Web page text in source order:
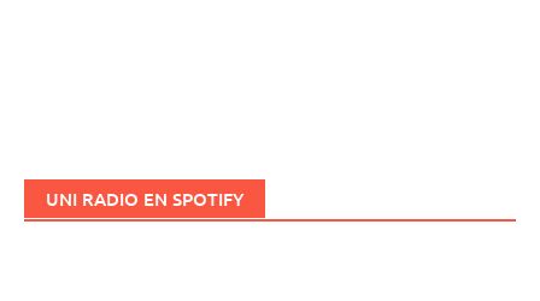
UNI RADIO EN SPOTIFY